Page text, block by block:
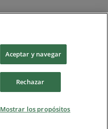
Aceptar y navegar
Rechazar
Mostrar los propósitos